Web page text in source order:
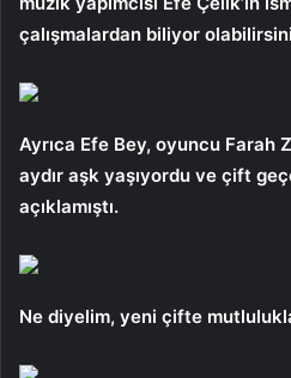
çalışmalardan biliyor
Ayrıca Efe Bey, oyuncu Farah
aydır aşk yaşıyordu ve çift
açıklamıştı.
Ne diyelim, yeni çifte